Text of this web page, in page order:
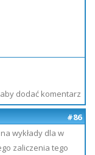
aby dodać komentarz
#86
wykłady dla w
zaliczenia tego